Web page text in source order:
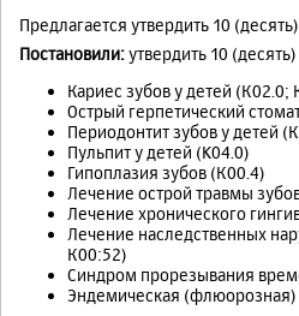
Предлагается утвердить 10
Постановили:утвердить 10
Кариес зубов у детей (К02.0;
Острый герпетический
Периодонтит зубов у детей
Пульпит у детей (K04.0)
Гипоплазия зубов (К00.4)
Лечение острой травмы
Лечение хронического
Лечение наследственных
К00:52)
Синдром прорезывания
Эндемическая